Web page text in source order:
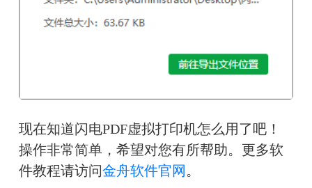
现在知道闪电PDF虚拟打印机怎么用了吧！
操作非常简单，希望对您有所帮助。更多软
件教程请访问金舟软件官网。